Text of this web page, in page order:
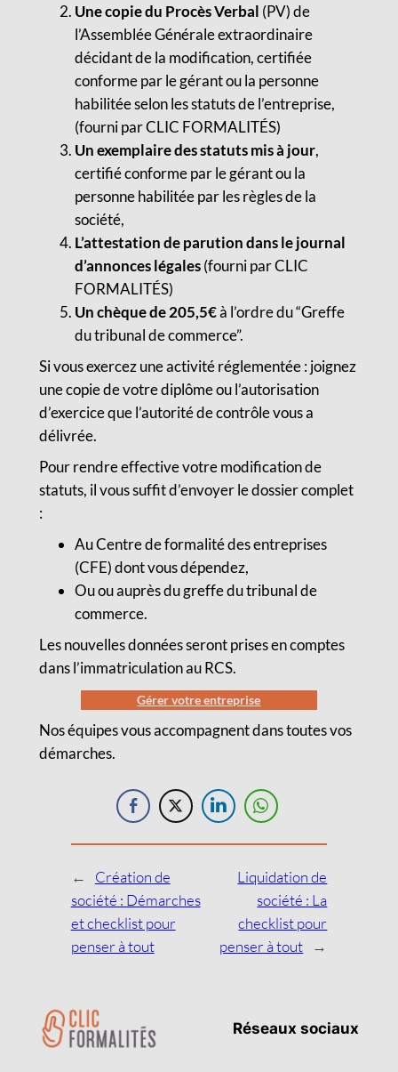
Une copie du Procès Verbal (PV) de
l’Assemblée Générale extraordinaire
décidant de la modification, certifiée
conforme par le gérant ou la personne
habilitée selon les statuts de l’entreprise,
(fourni par CLIC FORMALITÉS)
Un exemplaire des statuts mis à jour,
certifié conforme par le gérant ou la
personne habilitée par les règles de la
société,
L’attestation de parution dans le journal
d’annonces légales(fourni par CLIC
FORMALITÉS)
Un chèque de 205,5€à l’ordre du “Greffe
du tribunal de commerce”.
Si vous exercez une activité réglementée : joignez
une copie de votre diplôme ou l’autorisation
d’exercice que l’autorité de contrôle vous a
délivrée.
Pour rendre effective votre modification de
statuts, il vous suffit d’envoyer le dossier complet
:
Au Centre de formalité des entreprises
(CFE) dont vous dépendez,
Ou ou auprès du greffe du tribunal de
commerce.
Les nouvelles données seront prises en comptes
dans l’immatriculation au RCS.
Gérer votre entreprise
Nos équipes vous accompagnent dans toutes vos
démarches.
←
Création de
société : Démarches
et checklist pour
penser à tout
Liquidation de
société : La
checklist pour
penser à tout
→
Réseaux sociaux